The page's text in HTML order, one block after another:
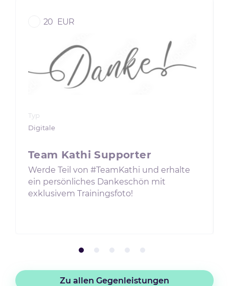
20 EUR
Typ
Digitale
Team Kathi Supporter
Werde Teil von #TeamKathi und erhalte
ein persönliches Dankeschön mit
exklusivem Trainingsfoto!
Zu allen Gegenleistungen